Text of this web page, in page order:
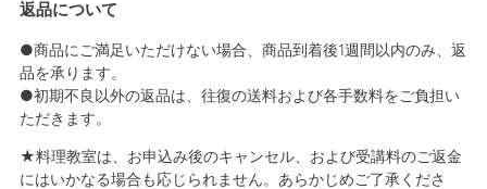
返品について
●商品にご満足いただけない場合、商品到着後1週間以内のみ、返
品を承ります。
●初期不良以外の返品は、往復の送料および各手数料をご負担い
ただきます。
★料理教室は、お申込み後のキャンセル、および受講料のご返金
にはいかなる場合も応じられません。あらかじめご了承くださ